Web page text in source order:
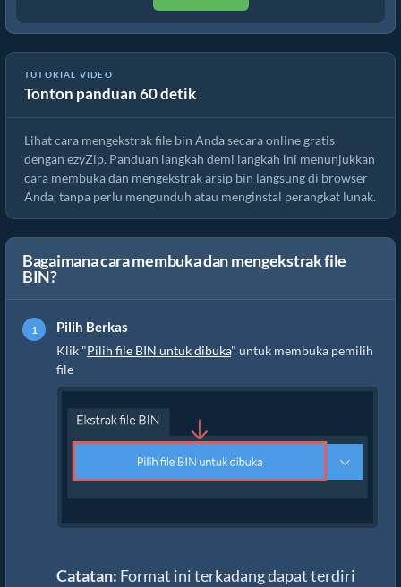
TUTORIAL VIDEO
Tonton panduan 60 detik
Cara Mengekstrak File bin secara Online dengan ezyZip (Gratis,
Tanpa Instalasi)
Lihat cara mengekstrak file bin Anda secara online gratis
dengan ezyZip. Panduan langkah demi langkah ini menunjukkan
cara membuka dan mengekstrak arsip bin langsung di browser
Anda, tanpa perlu mengunduh atau menginstal perangkat lunak.
Bagaimana cara membuka dan mengekstrak file
BIN?
Pilih Berkas
Klik "Pilih file BIN untuk dibuka" untuk membuka pemilih
file
Catatan: Format ini terkadang dapat terdiri